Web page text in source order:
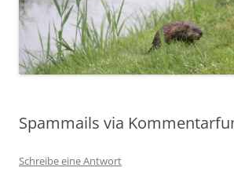
Spammails via
Schreibe eine Antwort